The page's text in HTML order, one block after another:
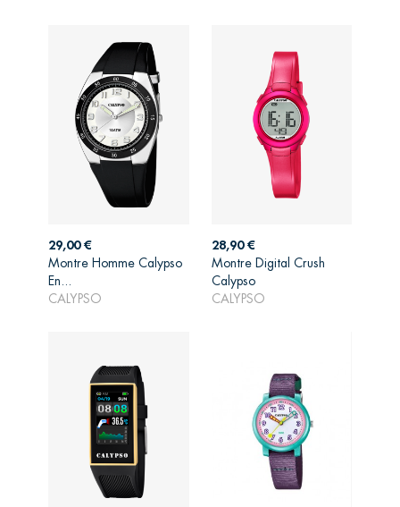
Prix
29,00 €
Montre Homme Calypso
En...
CALYPSO
AJOUTER AU
Prix
28,90 €
Montre Digital Crush
Calypso
CALYPSO
AJOUTER AU